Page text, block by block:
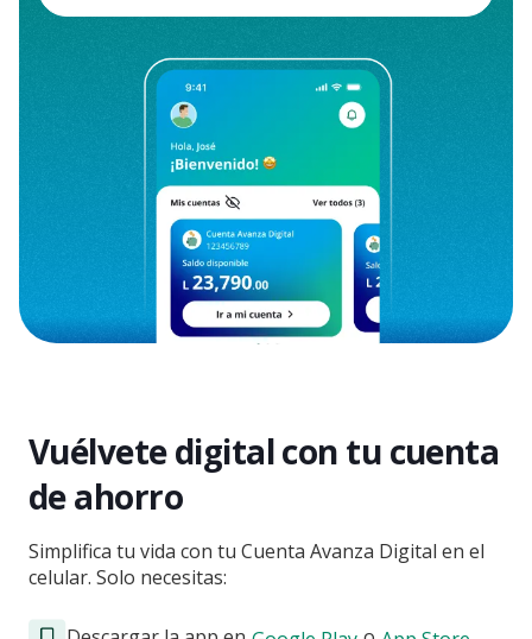
Vuélvete digital con tu cuenta
de ahorro
Simplifica tu vida con tu Cuenta Avanza Digital en el
celular. Solo necesitas: